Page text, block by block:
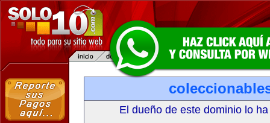
El dueño de este dominio lo